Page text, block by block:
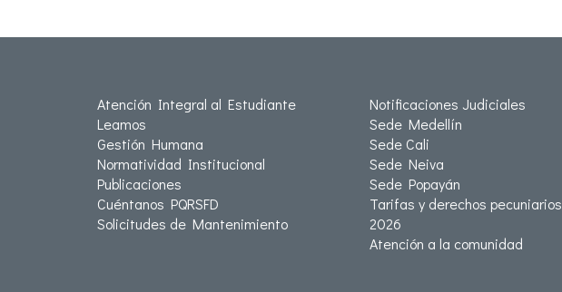
Atención Integral al Estudiante
Leamos
Gestión Humana
Normatividad Institucional
Publicaciones
Cuéntanos PQRSFD
Solicitudes de Mantenimiento
Notificaciones Judiciales
Sede Medellín
Sede Cali
Sede Neiva
Sede Popayán
Tarifas y derechos pecuniarios
2026
Atención a la comunidad